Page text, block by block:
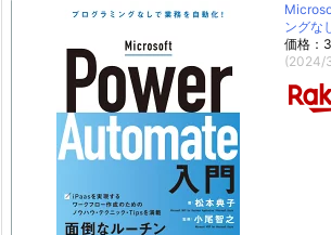
ングな
価格：
(2024/